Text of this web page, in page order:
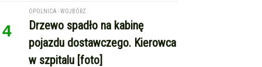
4
OPOLNICA - WOJBÓRZ
Drzewo spadło na kabinę
pojazdu dostawczego. Kierowca
w szpitalu [foto]